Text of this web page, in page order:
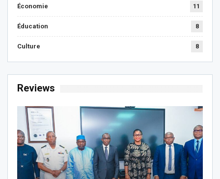
Économie 11
Éducation 8
Culture 8
Reviews